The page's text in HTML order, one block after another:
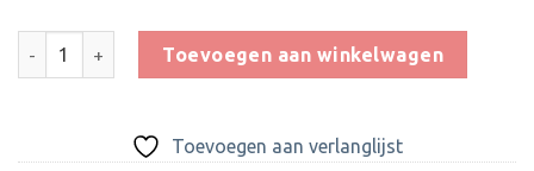
Beeld FG414 OP=OP aantal
Toevoegen aan winkelwagen
Toevoegen aan verlanglijst